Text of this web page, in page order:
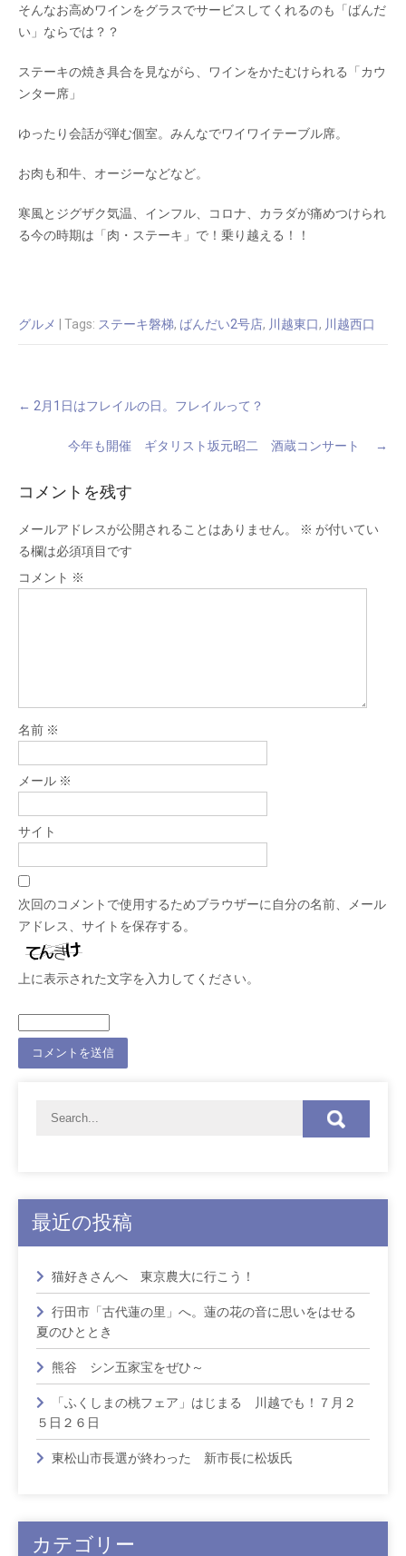
そんなお高めワインをグラスでサービスしてくれるのも「ばんだ
い」ならでは？？
ステーキの焼き具合を見ながら、ワインをかたむけられる「カウ
ンター席」
ゆったり会話が弾む個室。みんなでワイワイテーブル席。
お肉も和牛、オージーなどなど。
寒風とジグザク気温、インフル、コロナ、カラダが痛めつけられ
る今の時期は「肉・ステーキ」で！乗り越える！！
グルメ | Tags: ステーキ磐梯, ばんだい2号店, 川越東口, 川越西口
navigation
← 2月1日はフレイルの日。フレイルって？
今年も開催 ギタリスト坂元昭二 酒蔵コンサート →
コメントを残す
メールアドレスが公開されることはありません。 ※ が付いてい
る欄は必須項目です
コメント ※
名前 ※
メール ※
サイト
次回のコメントで使用するためブラウザーに自分の名前、メール
アドレス、サイトを保存する。
上に表示された文字を入力してください。
最近の投稿
猫好きさんへ 東京農大に行こう！
行田市「古代蓮の里」へ。蓮の花の音に思いをはせる
夏のひととき
熊谷 シン五家宝をぜひ～
「ふくしまの桃フェア」はじまる 川越でも！７月２
５日２６日
東松山市長選が終わった 新市長に松坂氏
カテゴリー